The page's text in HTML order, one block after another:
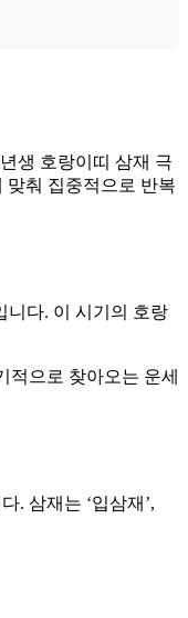
생 호랑이띠 삼재 극
맞춰 집중적으로 반복
니다. 이 시기의 호랑
으로 찾아오는 운세
. 삼재는 ‘입삼재’,